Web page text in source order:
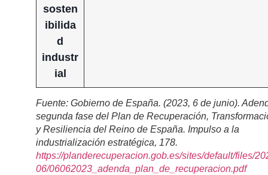
sosten
ibilida
d
industr
ial
Fuente: Gobierno de España. (2023, 6 de junio).
segunda fase del Plan de Recuperación,
y Resiliencia del Reino de España. Impulso a la
industrialización estratégica, 178.
https://planderecuperacion.gob.es/sites/default/files/
06/06062023_adenda_plan_de_recuperacion.pdf